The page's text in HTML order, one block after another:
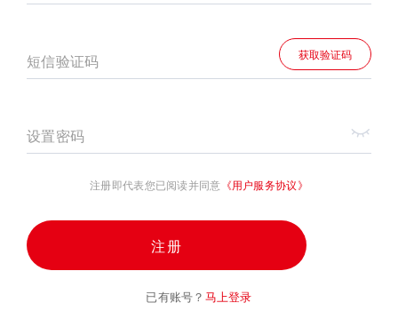
短信验证码 获取验证码
设置密码
注册即代表您已阅读并同意 《用户服务协议》
注册
已有账号？ 马上登录